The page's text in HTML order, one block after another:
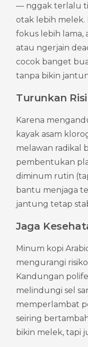
— nggak terlalu
otak lebih melek.
fokus lebih lama,
atau ngerjain
cocok banget
tanpa bikin
Turunkan
Karena
kayak asam
melawan radikal
pembentukan
diminum rutin
bantu menjaga
jantung tetap
Jaga
Minum kopi
mengurangi
Kandungan
melindungi sel
memperlambat
seiring
bikin melek, tapi